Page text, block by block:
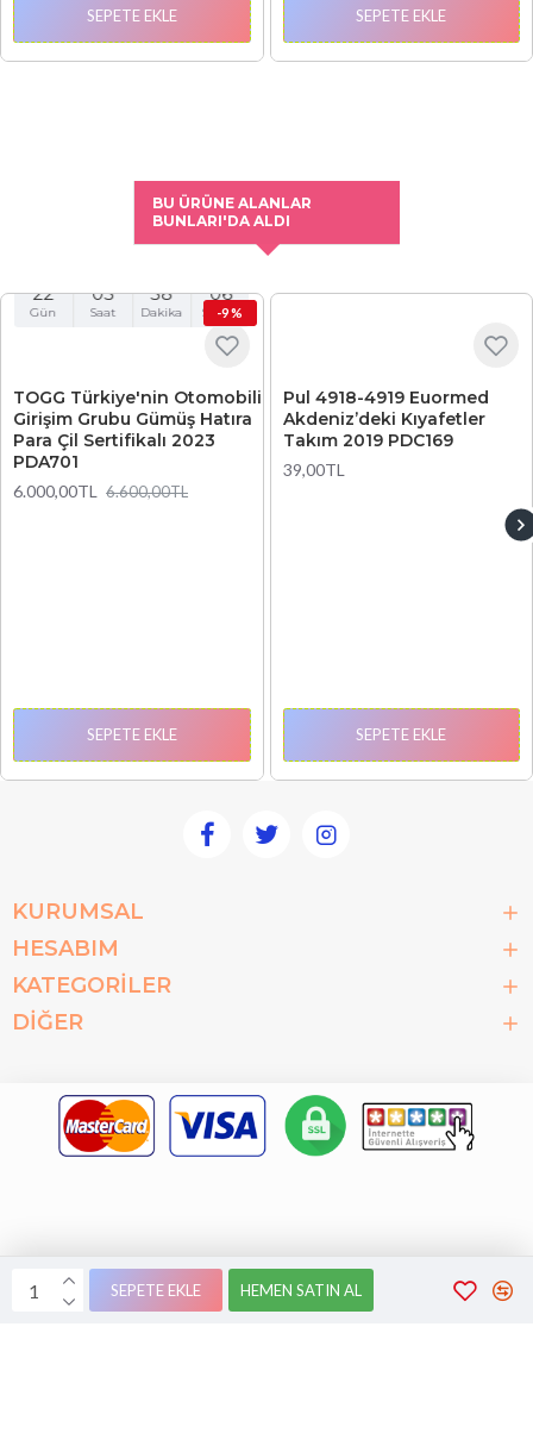
SEPETE EKLE HEMEN SATIN AL
SEPETE EKLE SEPETE EKLE
BU ÜRÜNE ALANLAR
BUNLARI'DA ALDI
-9 %
22
Gün
05
Saat
58
Dakika
06
Saniye
TOGG Türkiye'nin Otomobili
Girişim Grubu Gümüş Hatıra
Para Çil Sertifikalı 2023
PDA701
6.000,00TL 6.600,00TL
SEPETE EKLE
Pul 4918-4919 Euormed
Akdeniz’deki Kıyafetler
Takım 2019 PDC169
39,00TL
SEPETE EKLE
KURUMSAL
HESABIM
KATEGORİLER
DİĞER
Dil: